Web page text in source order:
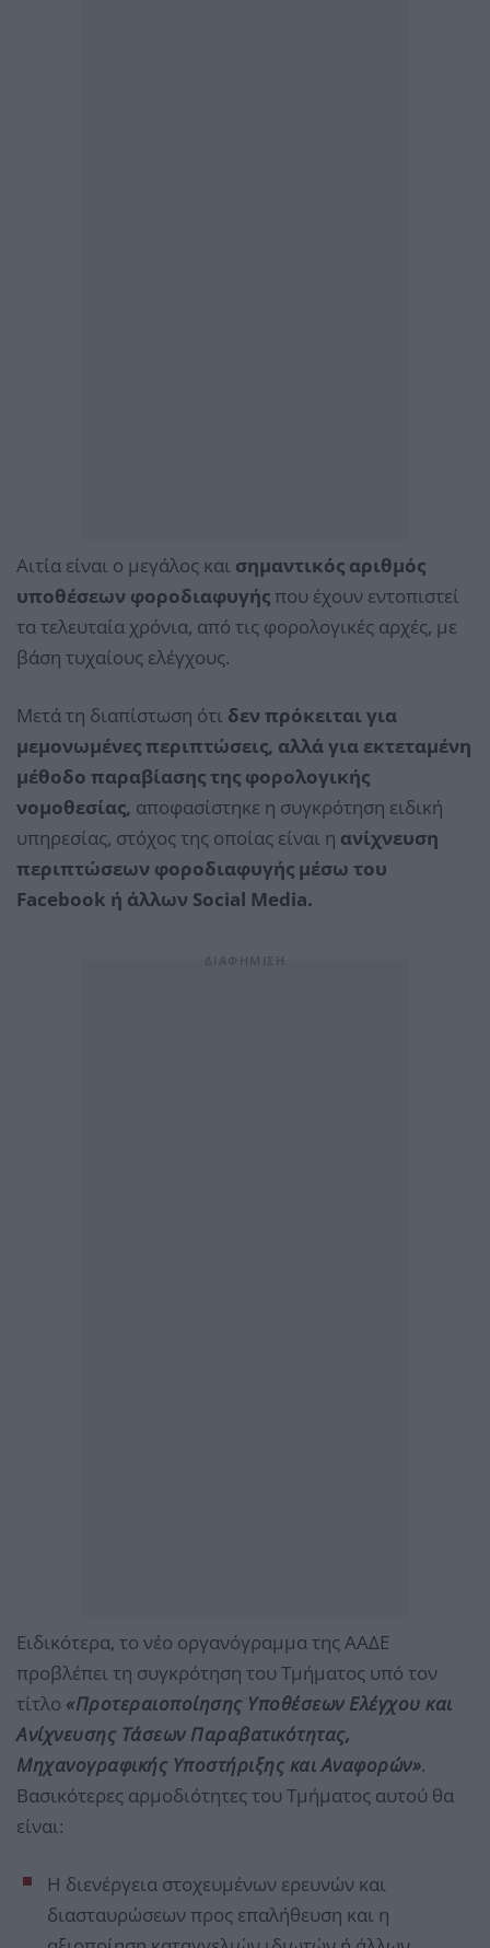
Αιτία είναι ο μεγάλος και σημαντικός αριθμός
υποθέσεων φοροδιαφυγήςπου έχουν εντοπιστεί
τα τελευταία χρόνια, από τις φορολογικές αρχές, με
βάση τυχαίους ελέγχους.
Μετά τη διαπίστωση ότι δεν πρόκειται για
μεμονωμένες περιπτώσεις, αλλά για εκτεταμένη
μέθοδο παραβίασης της φορολογικής
νομοθεσίας, αποφασίστηκε η συγκρότηση ειδική
υπηρεσίας, στόχος της οποίας είναι η ανίχνευση
περιπτώσεων φοροδιαφυγής μέσω του
Facebook ή άλλων Social Media.
Ειδικότερα, το νέο οργανόγραμμα της ΑΑΔΕ
προβλέπει τη συγκρότηση του Τμήματος υπό τον
τίτλο «Προτεραιοποίησης Υποθέσεων Ελέγχου και
Ανίχνευσης Τάσεων Παραβατικότητας,
Μηχανογραφικής Υποστήριξης και Αναφορών».
Βασικότερες αρμοδιότητες του Τμήματος αυτού θα
είναι:
Η διενέργεια στοχευμένων ερευνών και
διασταυρώσεων προς επαλήθευση και η